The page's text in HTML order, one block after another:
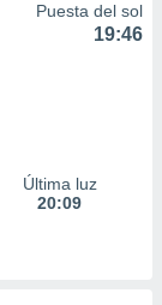
Puesta del sol
19:46
Última luz
20:09